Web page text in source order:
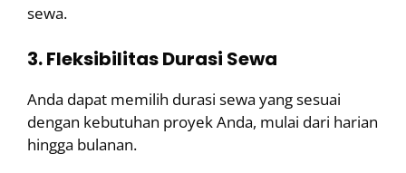
sewa.
3. Fleksibilitas Durasi Sewa
Anda dapat memilih durasi sewa yang sesuai
dengan kebutuhan proyek Anda, mulai dari harian
hingga bulanan.